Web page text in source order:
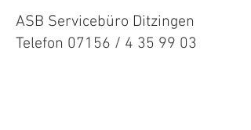
ASB Servicebüro Ditzingen
Telefon 07156 / 4 35 99 03